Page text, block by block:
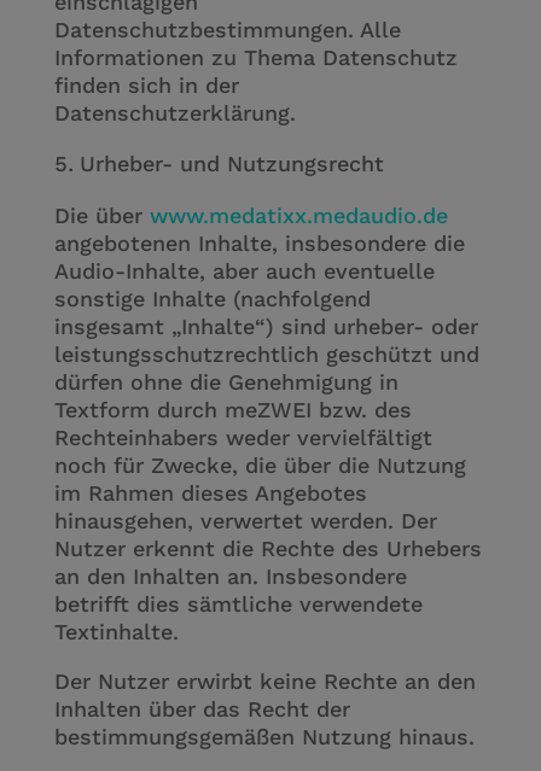
Datenschutzbestimmungen. Alle
Informationen zu Thema Datenschutz
finden sich in der
Datenschutzerklärung.
Urheber- und Nutzungsrecht
Die über www.medatixx.medaudio.de
angebotenen Inhalte, insbesondere die
Audio-Inhalte, aber auch eventuelle
sonstige Inhalte (nachfolgend
insgesamt „Inhalte“) sind urheber- oder
leistungsschutzrechtlich geschützt und
dürfen ohne die Genehmigung in
Textform durch meZWEI bzw. des
Rechteinhabers weder vervielfältigt
noch für Zwecke, die über die Nutzung
im Rahmen dieses Angebotes
hinausgehen, verwertet werden. Der
Nutzer erkennt die Rechte des Urhebers
an den Inhalten an. Insbesondere
betrifft dies sämtliche verwendete
Textinhalte.
Der Nutzer erwirbt keine Rechte an den
Inhalten über das Recht der
bestimmungsgemäßen Nutzung hinaus.